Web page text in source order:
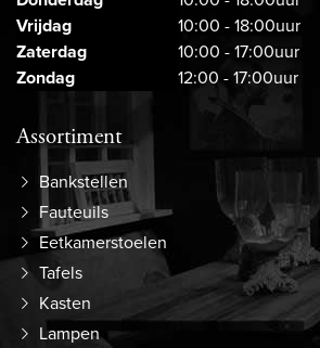
Vrijdag
10:00 - 18:00uur
Zaterdag
10:00 - 17:00uur
Zondag
12:00 - 17:00uur
Assortiment
Bankstellen
Fauteuils
Eetkamerstoelen
Tafels
Kasten
Lampen